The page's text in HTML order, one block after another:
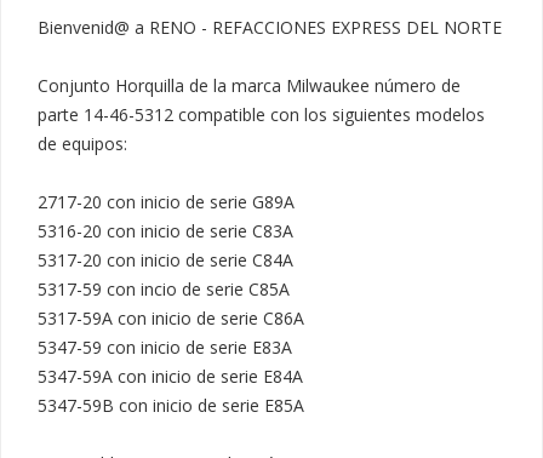
Bienvenid@ a RENO - REFACCIONES EXPRESS DEL NORTE
Conjunto Horquilla de la marca Milwaukee número de
parte 14-46-5312 compatible con los siguientes modelos
de equipos:
2717-20 con inicio de serie G89A
5316-20 con inicio de serie C83A
5317-20 con inicio de serie C84A
5317-59 con incio de serie C85A
5317-59A con inicio de serie C86A
5347-59 con inicio de serie E83A
5347-59A con inicio de serie E84A
5347-59B con inicio de serie E85A